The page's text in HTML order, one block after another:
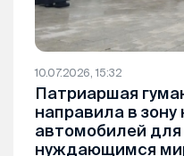
10.07.2026, 15:32
Патриаршая
направила в
автомобилей
нуждающимся